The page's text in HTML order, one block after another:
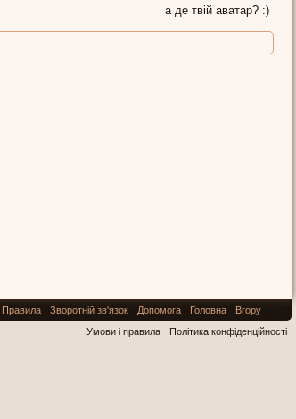
а де твій аватар? :)
Правила Зворотній зв'язок Допомога Головна
Вгору
Умови і правила
Політика конфіденційності